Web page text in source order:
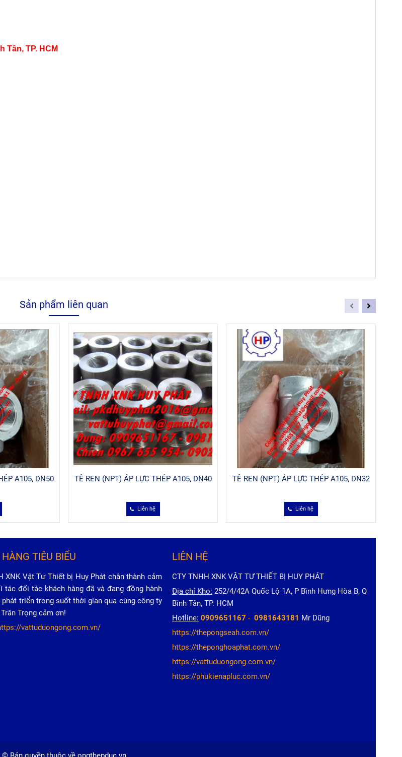
Tân, TP. HCM
Sản phẩm liên quan
A105, DN50 TÊ REN (NPT) ÁP LỰC THÉP A105, DN40
Liên hệ
TÊ REN (NPT) ÁP LỰC THÉP A105, DN32
Liên hệ
TIÊU BIỂU
XNK Vật Tư Thiết bị Huy Phát chân thành cảm
tác đối tác khách hàng đã và đang đồng hành
phát triển trong suốt thời gian qua cùng công ty
Trọng cảm ơn!
vattuduongong.com.vn/
LIÊN HỆ
CTY TNHH XNK VẬT TƯ THIẾT BỊ HUY PHÁT
Địa chỉ Kho: 252/4/42A Quốc Lộ 1A, P Bình Hưng Hòa B, Q
Bình Tân, TP. HCM
Hotline: 0909651167 - 0981643181 Mr Dũng
https://thepongseah.com.vn/
https://theponghoaphat.com.vn/
https://vattuduongong.com.vn/
https://phukienapluc.com.vn/